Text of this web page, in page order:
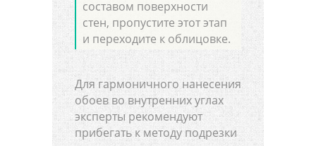
составом поверхности
стен, пропустите этот этап
и переходите к облицовке.
Для гармоничного нанесения
обоев во внутренних углах
эксперты рекомендуют
прибегать к методу подрезки